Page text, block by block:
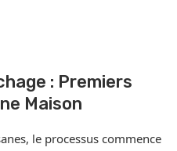
: Premiers
Maison
le processus commence